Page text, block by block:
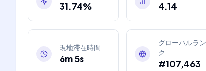
31.74% 4.14
現地滞在時間
6m 5s
グローバルラン
ク
#107,463